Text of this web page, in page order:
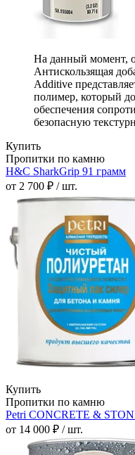
На данный момент,
Антискользящая
Additive
полимер, который
обеспечения
безопасную
Купить
Пропитки по камню
H&C SharkGrip 91 грамм
от 2 700 ₽ / шт.
Купить
Пропитки по камню
Petri CONCRETE &
от 14 000 ₽ / шт.